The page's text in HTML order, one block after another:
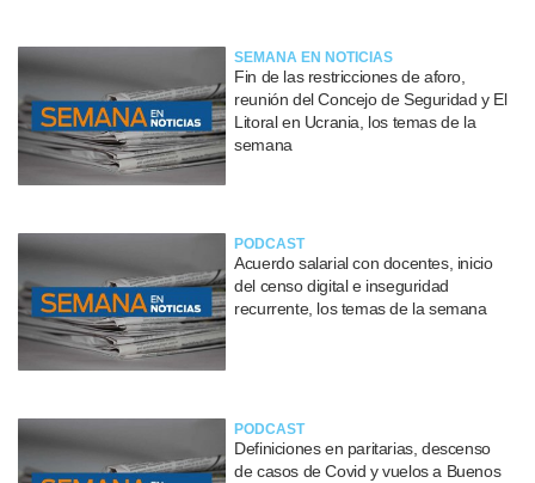
SEMANA EN NOTICIAS
Fin de las restricciones de aforo,
reunión del Concejo de Seguridad y El
Litoral en Ucrania, los temas de la
semana
PODCAST
Acuerdo salarial con docentes, inicio
del censo digital e inseguridad
recurrente, los temas de la semana
PODCAST
Definiciones en paritarias, descenso
de casos de Covid y vuelos a Buenos